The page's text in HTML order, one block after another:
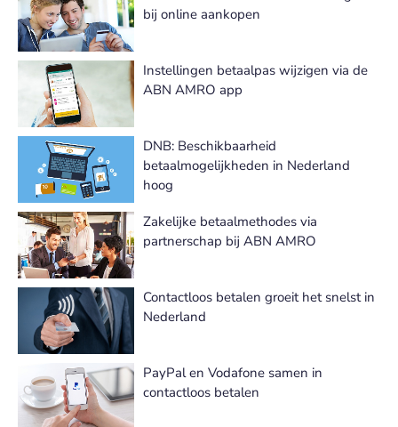
bij online aankopen
Instellingen betaalpas wijzigen via de
ABN AMRO app
DNB: Beschikbaarheid
betaalmogelijkheden in Nederland
hoog
Zakelijke betaalmethodes via
partnerschap bij ABN AMRO
Contactloos betalen groeit het snelst in
Nederland
PayPal en Vodafone samen in
contactloos betalen